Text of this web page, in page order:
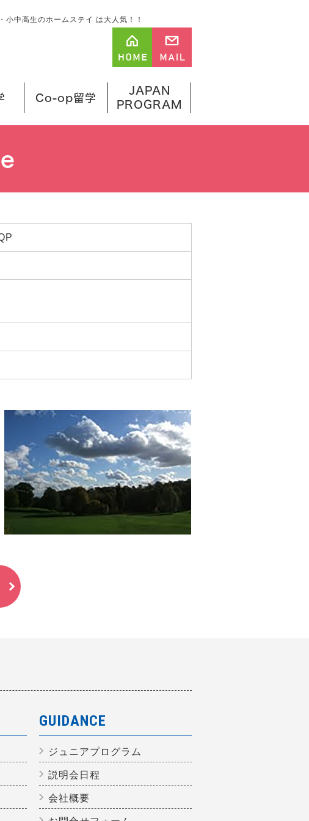
中高生のホームステイ は大人気！！
Co-op留学
JAPAN
PROGRAM
GUIDANCE
ジュニアプログラム
説明会日程
会社概要